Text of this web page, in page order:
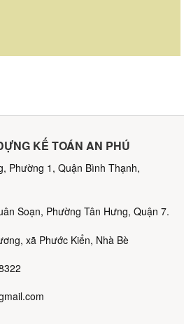
KẾ TOÁN AN PHÚ
Phường 1, Quận Bình Thạnh,
Soạn, Phường Tân Hưng, Quận 7.
xã Phước Kiển, Nhà Bè